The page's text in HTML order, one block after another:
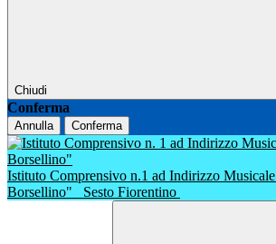
Chiudi
Conferma
Annulla Conferma
Istituto Comprensivo n.1 ad Indirizzo Musicale
Borsellino"
Sesto Fiorentino